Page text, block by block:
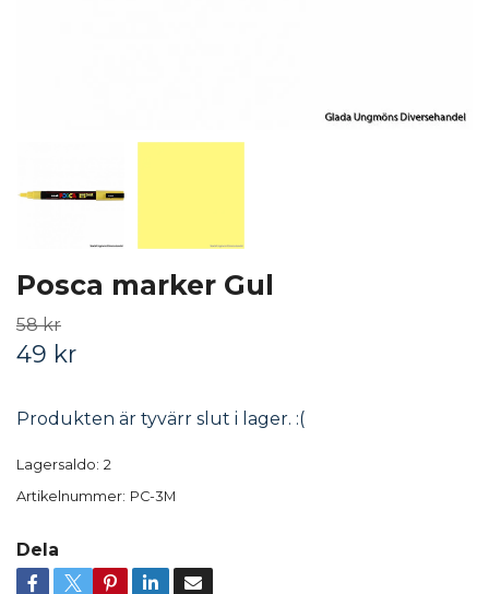
Posca marker Gul
58 kr
49 kr
Produkten är tyvärr slut i lager. :(
Lagersaldo: 2
Artikelnummer: PC-3M
Dela